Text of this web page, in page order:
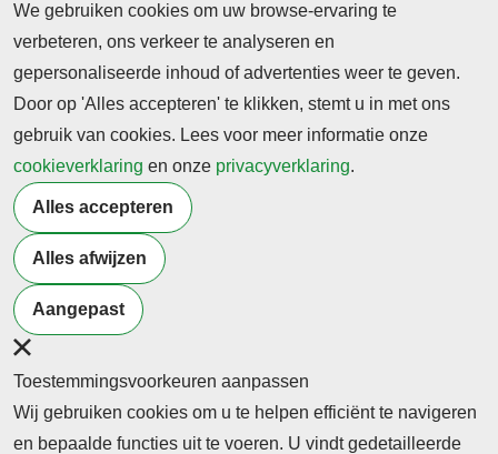
Deze editie lezen
Bekijk recente
edities
THEMA
Leiderschap
& Innovatie
juni - 2026
THEMA
Beroepsonderwijs&burgerschap
april - 2026
We gebruiken cookies om uw browse-ervaring te
verbeteren, ons verkeer te analyseren en
gepersonaliseerde inhoud of advertenties weer te geven.
Door op 'Alles accepteren' te klikken, stemt u in met ons
gebruik van cookies. Lees voor meer informatie onze
cookieverklaring en onze privacyverklaring.
Alles accepteren
Alles afwijzen
Aangepast
Toestemmingsvoorkeuren aanpassen
Wij gebruiken cookies om u te helpen efficiënt te navigeren
en bepaalde functies uit te voeren. U vindt gedetailleerde